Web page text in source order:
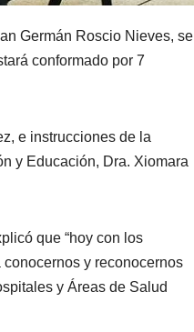
Germán Roscio Nieves, se
conformado por 7
e instrucciones de la
y Educación, Dra. Xiomara
que “hoy con los
y reconocernos
y Áreas de Salud